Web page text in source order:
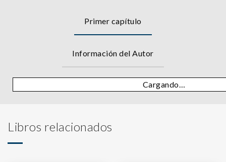
Primer capítulo
Información del Autor
Cargando…
Libros relacionados